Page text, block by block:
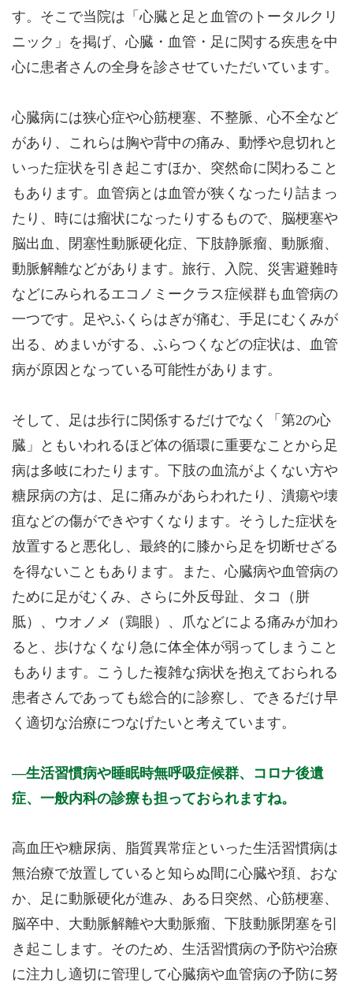
す。そこで当院は「心臓と足と血管のトータルクリ
ニック」を掲げ、心臓・血管・足に関する疾患を中
心に患者さんの全身を診させていただいています。
心臓病には狭心症や心筋梗塞、不整脈、心不全など
があり、これらは胸や背中の痛み、動悸や息切れと
いった症状を引き起こすほか、突然命に関わること
もあります。血管病とは血管が狭くなったり詰まっ
たり、時には瘤状になったりするもので、脳梗塞や
脳出血、閉塞性動脈硬化症、下肢静脈瘤、動脈瘤、
動脈解離などがあります。旅行、入院、災害避難時
などにみられるエコノミークラス症候群も血管病の
一つです。足やふくらはぎが痛む、手足にむくみが
出る、めまいがする、ふらつくなどの症状は、血管
病が原因となっている可能性があります。
そして、足は歩行に関係するだけでなく「第2の心
臓」ともいわれるほど体の循環に重要なことから足
病は多岐にわたります。下肢の血流がよくない方や
糖尿病の方は、足に痛みがあらわれたり、潰瘍や壊
疽などの傷ができやすくなります。そうした症状を
放置すると悪化し、最終的に膝から足を切断せざる
を得ないこともあります。また、心臓病や血管病の
ために足がむくみ、さらに外反母趾、タコ（胼
胝）、ウオノメ（鶏眼）、爪などによる痛みが加わ
ると、歩けなくなり急に体全体が弱ってしまうこと
もあります。こうした複雑な病状を抱えておられる
患者さんであっても総合的に診察し、できるだけ早
く適切な治療につなげたいと考えています。
生活習慣病や睡眠時無呼吸症候群、コロナ後遺
症、一般内科の診療も担っておられますね。
高血圧や糖尿病、脂質異常症といった生活習慣病は
無治療で放置していると知らぬ間に心臓や頚、おな
か、足に動脈硬化が進み、ある日突然、心筋梗塞、
脳卒中、大動脈解離や大動脈瘤、下肢動脈閉塞を引
き起こします。そのため、生活習慣病の予防や治療
に注力し適切に管理して心臓病や血管病の予防に努